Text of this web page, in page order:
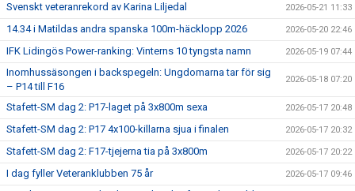
Svenskt veteranrekord av Karina Liljedal 2026-05-21 11:33
14.34 i Matildas andra spanska 100m-häcklopp 2026 2026-05-20 22:46
IFK Lidingös Power-ranking: Vinterns 10 tyngsta namn 2026-05-19 07:44
Inomhussäsongen i backspegeln: Ungdomarna tar för sig
– P14 till F16
2026-05-18 07:20
Stafett-SM dag 2: P17-laget på 3x800m sexa 2026-05-17 20:48
Stafett-SM dag 2: P17 4x100-killarna sjua i finalen 2026-05-17 20:32
Stafett-SM dag 2: F17-tjejerna tia på 3x800m 2026-05-17 20:22
I dag fyller Veteranklubben 75 år 2026-05-17 09:46